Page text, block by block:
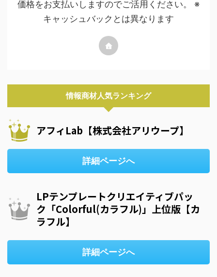
価格をお支払いしますのでご活用ください。 ※
キャッシュバックとは異なります
情報商材人気ランキング
アフィLab【株式会社アリウープ】
詳細ページへ
LPテンプレートクリエイティブパッ
ク「Colorful(カラフル)」上位版【カ
ラフル】
詳細ページへ